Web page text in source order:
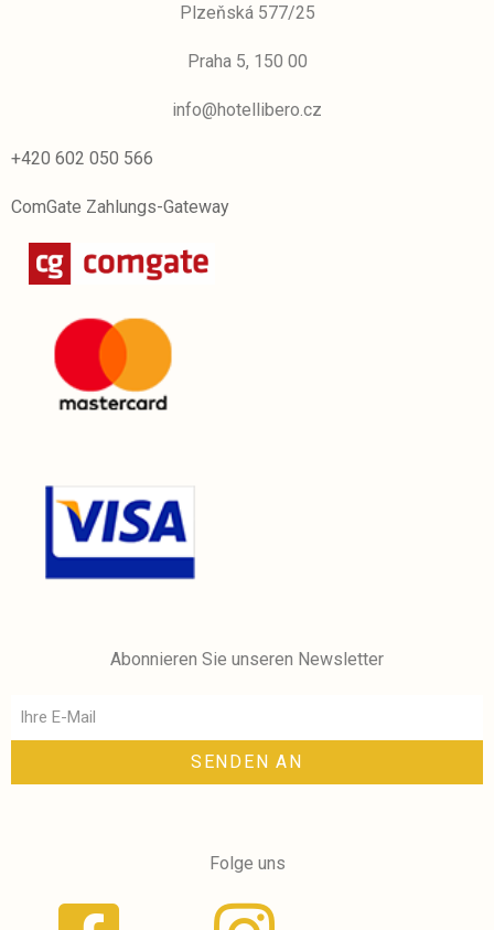
Plzeňská 577/25
Praha 5, 150 00
info@hotellibero.cz
+420 602 050 566
ComGate Zahlungs-Gateway
Abonnieren Sie unseren Newsletter
SENDEN AN
Folge uns